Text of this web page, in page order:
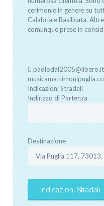
cerimonie in genere su
Calabria e Basilicata.
comunque prese in
paolodal2005@libero.it
Indicazioni Stradali
Indirizzo di Partenza
Destinazione